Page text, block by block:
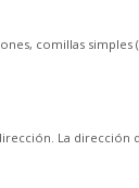
comillas simples
La dirección